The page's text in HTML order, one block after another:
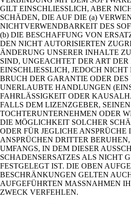
GILT EINSCHLIESSLICH, ABER
SCHÄDEN, DIE AUF DIE (a)
NICHTVERWENDBARKEIT DES
(b) DIE BESCHAFFUNG VON
DEN NICHT AUTORISIERTEN
ÄNDERUNG UNSERER INHALTE
SIND, UNGEACHTET DER ART DER
EINSCHLIESSLICH, JEDOCH
BRUCH DER GARANTIE ODER DES
UNERLAUBTE HANDLUNGEN
FAHRLÄSSIGKEIT ODER
FALLS DEM LIZENZGEBER,
TOCHTERUNTERNEHMEN ODER
DIE MÖGLICHKEIT SOLCHER
ODER FÜR JEGLICHE ANSPRÜCHE
ANSPRÜCHEN DRITTER
UMFANGS, IN DEM DIESER
SCHADENSERSATZES ALS NICHT
FESTGELEGT IST. DIE OBEN
BESCHRÄNKUNGEN GELTEN
AUFGEFÜHRTEN MASSNAHMEN
ZWECK VERFEHLEN.